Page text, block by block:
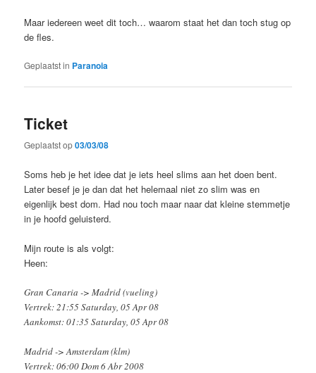
Maar iedereen weet dit toch… waarom staat het dan toch stug op
de fles.
Geplaatst in Paranoia
Ticket
Geplaatst op03/03/08
Soms heb je het idee dat je iets heel slims aan het doen bent.
Later besef je je dan dat het helemaal niet zo slim was en
eigenlijk best dom. Had nou toch maar naar dat kleine stemmetje
in je hoofd geluisterd.
Mijn route is als volgt:
Heen:
Gran Canaria -> Madrid (vueling)
Vertrek: 21:55 Saturday, 05 Apr 08
Aankomst: 01:35 Saturday, 05 Apr 08
Madrid -> Amsterdam (klm)
Vertrek: 06:00 Dom 6 Abr 2008